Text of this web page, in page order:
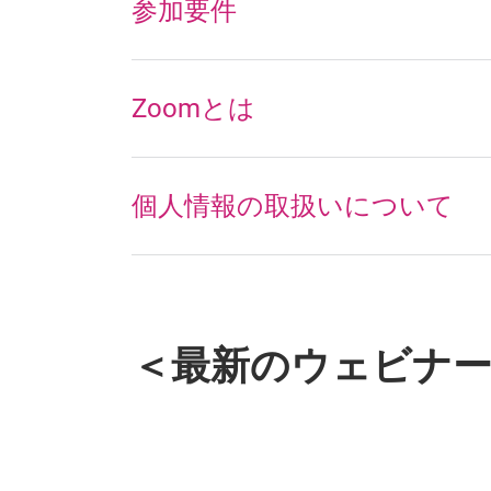
参加要件
Zoomとは
個人情報の取扱いについて
＜最新のウェビナ